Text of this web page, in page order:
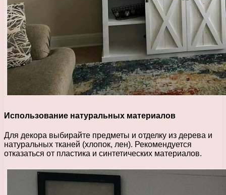
Использование натуральных материалов
Для декора выбирайте предметы и отделку из дерева и
натуральных тканей (хлопок, лен). Рекомендуется
отказаться от пластика и синтетических материалов.